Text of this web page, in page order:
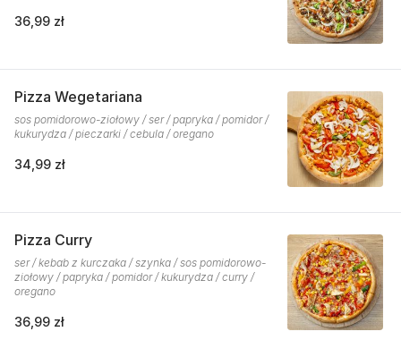
36,99 zł
Pizza Wegetariana
sos pomidorowo-ziołowy / ser / papryka / pomidor /
kukurydza / pieczarki / cebula / oregano
34,99 zł
Pizza Curry
ser / kebab z kurczaka / szynka / sos pomidorowo-
ziołowy / papryka / pomidor / kukurydza / curry /
oregano
36,99 zł